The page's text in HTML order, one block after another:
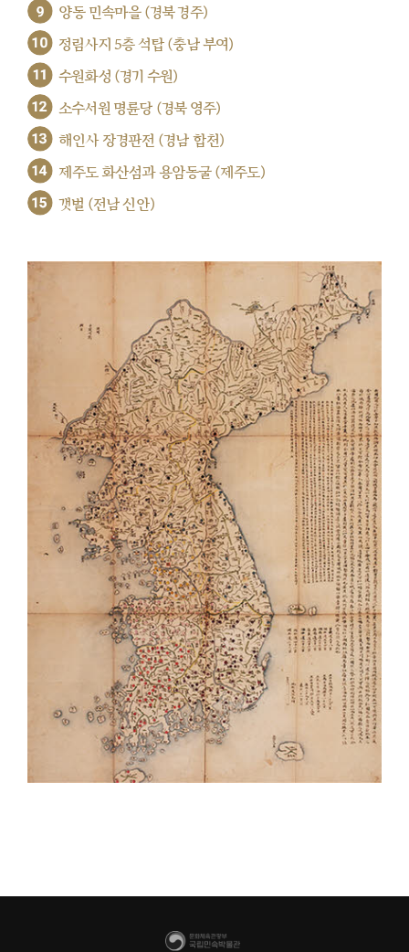
9 양동 민속마을 (경북 경주)
10 정림사지 5층 석탑 (충남 부여)
11 수원화성 (경기 수원)
12 소수서원 명륜당 (경북 영주)
13 해인사 장경판전 (경남 합천)
14 제주도 화산섬과 용암동굴 (제주도)
15 갯벌 (전남 신안)